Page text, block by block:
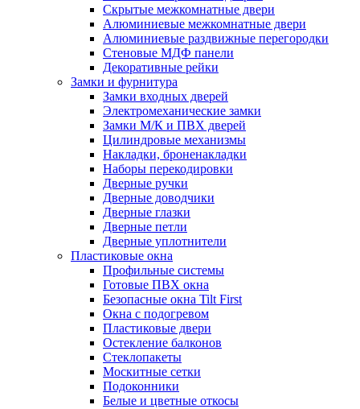
Скрытые межкомнатные двери
Алюминиевые межкомнатные двери
Алюминиевые раздвижные перегородки
Стеновые МДФ панели
Декоративные рейки
Замки и фурнитура
Замки входных дверей
Электромеханические замки
Замки М/К и ПВХ дверей
Цилиндровые механизмы
Накладки, броненакладки
Наборы перекодировки
Дверные ручки
Дверные доводчики
Дверные глазки
Дверные петли
Дверные уплотнители
Пластиковые окна
Профильные системы
Готовые ПВХ окна
Безопасные окна Tilt First
Окна с подогревом
Пластиковые двери
Остекление балконов
Стеклопакеты
Москитные сетки
Подоконники
Белые и цветные откосы